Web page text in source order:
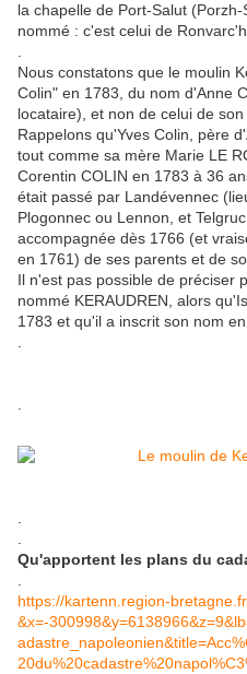
la chapelle de Port-Salut
nommé : c'est celui de Ronvarc'h.
Nous constatons que le moulin
Colin" en 1783, du nom d'Anne
locataire), et non de celui de
Rappelons qu'Yves Colin, père
tout comme sa mère Marie LE
Corentin COLIN en 1783 à 36
était passé par Landévennec
Plogonnec ou Lennon, et
accompagnée dès 1766 (et
en 1761) de ses parents et de
Il n'est pas possible de préciser
nommé KERAUDREN, alors
1783 et qu'il a inscrit son nom en
Qu'apportent les plans du
https://kartenn.region-
&x=-